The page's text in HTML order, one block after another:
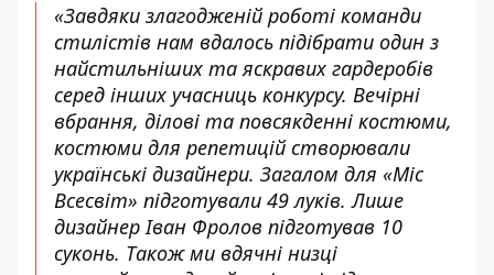
«Завдяки злагодженій роботі команди
стилістів нам вдалось підібрати один з
найстильніших та яскравих гардеробів
серед інших учасниць конкурсу. Вечірні
вбрання, ділові та повсякденні костюми,
костюми для репетицій створювали
українські дизайнери. Загалом для «Міс
Всесвіт» підготували 49 луків. Лише
дизайнер Іван Фролов підготував 10
суконь. Також ми вдячні низці